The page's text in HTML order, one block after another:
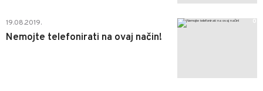
19.08.2019.
Nemojte telefonirati na ovaj način!
0